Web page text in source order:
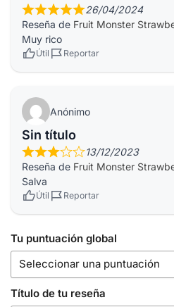
26/04/2024
Reseña de Fruit Monster
Muy rico
Útil Reportar
Anónimo
Sin título
13/12/2023
Reseña de Fruit Monster
Salva
Útil Reportar
Tu puntuación global
Título de tu reseña